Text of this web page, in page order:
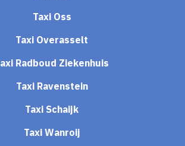
Taxi Oss
Taxi Overasselt
Radboud Ziekenhuis
Taxi Ravenstein
Taxi Schaijk
Taxi Wanroij